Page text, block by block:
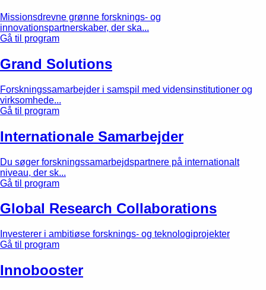
Missionsdrevne grønne forsknings- og
innovationspartnerskaber, der ska...
Gå til program
Grand Solutions
Forskningssamarbejder i samspil med vidensinstitutioner og
virksomhede...
Gå til program
Internationale Samarbejder
Du søger forskningssamarbejdspartnere på internationalt
niveau, der sk...
Gå til program
Global Research Collaborations
Investerer i ambitiøse forsknings- og teknologiprojekter
Gå til program
Innobooster